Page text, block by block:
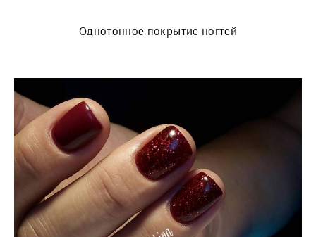
Однотонное покрытие ногтей